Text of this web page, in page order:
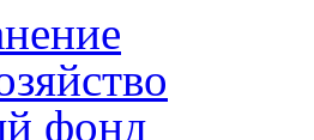
фонд